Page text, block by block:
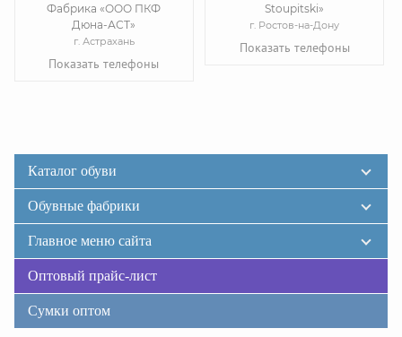
Фабрика «ООО ПКФ
Дюна-АСТ»
г. Астрахань
Показать телефоны
Stoupitski»
г. Ростов-на-Дону
Показать телефоны
Каталог обуви
Обувные фабрики
Главное меню сайта
Оптовый прайс-лист
Сумки оптом